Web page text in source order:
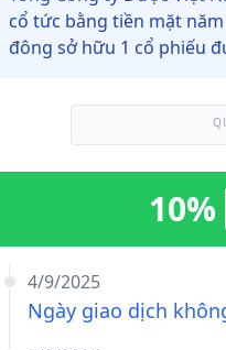
cổ tức bằng tiền mặt năm
đông sở hữu 1 cổ phiếu
4/9/2025
Ngày giao dịch
10%